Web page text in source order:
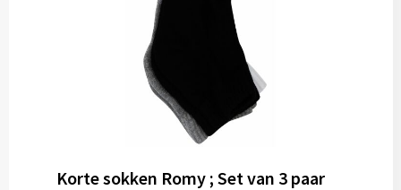
Korte sokken Romy ; Set van 3 paar